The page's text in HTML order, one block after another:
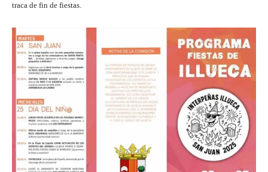
traca de fin de fiestas.